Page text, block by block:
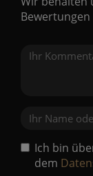
Ich bin
dem